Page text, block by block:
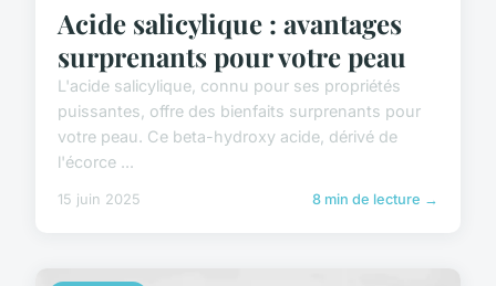
Acide salicylique : avantages
surprenants pour votre peau
L'acide salicylique, connu pour ses propriétés
puissantes, offre des bienfaits surprenants pour
votre peau. Ce beta-hydroxy acide, dérivé de
l'écorce ...
15 juin 2025 8 min de lecture →